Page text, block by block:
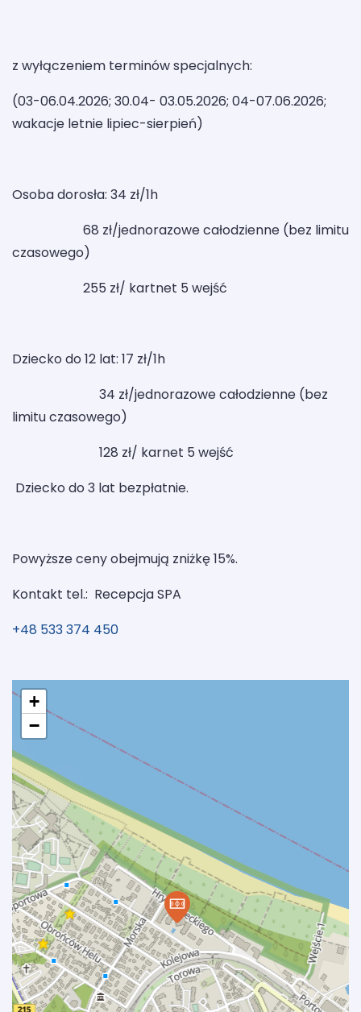
z wyłączeniem terminów specjalnych:
(03-06.04.2026; 30.04- 03.05.2026; 04-07.06.2026;
wakacje letnie lipiec-sierpień)
Osoba dorosła: 34 zł/1h
68 zł/jednorazowe całodzienne (bez limitu
czasowego)
255 zł/ kartnet 5 wejść
Dziecko do 12 lat: 17 zł/1h
34 zł/jednorazowe całodzienne (bez
limitu czasowego)
128 zł/ karnet 5 wejść
Dziecko do 3 lat bezpłatnie.
Powyższe ceny obejmują zniżkę 15%.
Kontakt tel.: Recepcja SPA
+48 533 374 450
+
−